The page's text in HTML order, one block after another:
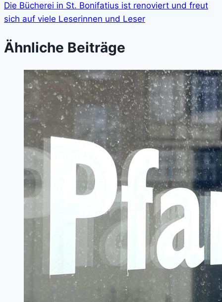
Die Bücherei in St. Bonifatius ist renoviert und freut
sich auf viele Leserinnen und Leser
Ähnliche Beiträge